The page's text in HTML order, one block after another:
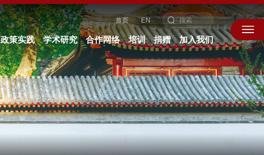
首页 EN
政策实践 学术研究 合作网络 培训 捐赠 加入我们